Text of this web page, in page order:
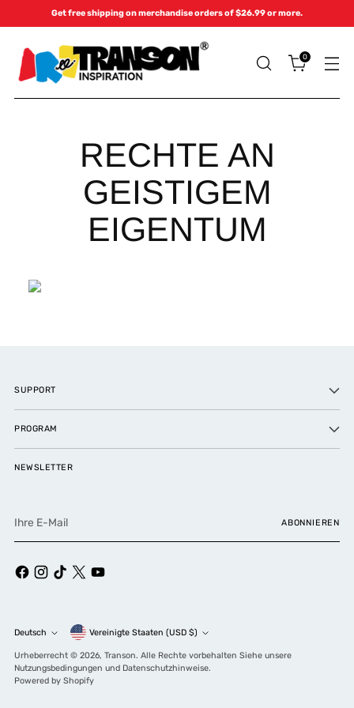
Get free shipping on merchandise orders of $26.99 or more.
0
RECHTE AN
GEISTIGEM
EIGENTUM
SUPPORT
PROGRAM
NEWSLETTER
E-
Mail
ABONNIEREN
Sprache
Deutsch Währung Vereinigte Staaten (USD $)
Urheberrecht © 2026, Transon. Alle Rechte vorbehalten Siehe unsere
Nutzungsbedingungen und Datenschutzhinweise.
Powered by Shopify